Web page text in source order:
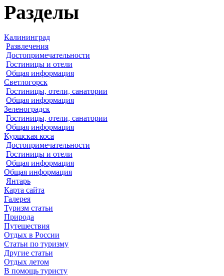
Разделы
Калининград
Развлечения
Достопримечательности
Гостиницы и отели
Общая информация
Светлогорск
Гостиницы, отели, санатории
Общая информация
Зеленоградск
Гостиницы, отели, санатории
Общая информация
Куршская коса
Достопримечательности
Гостиницы и отели
Общая информация
Общая информация
Янтарь
Карта сайта
Галерея
Туризм статьи
Природа
Путешествия
Отдых в России
Статьи по туризму
Другие статьи
Отдых летом
В помощь туристу